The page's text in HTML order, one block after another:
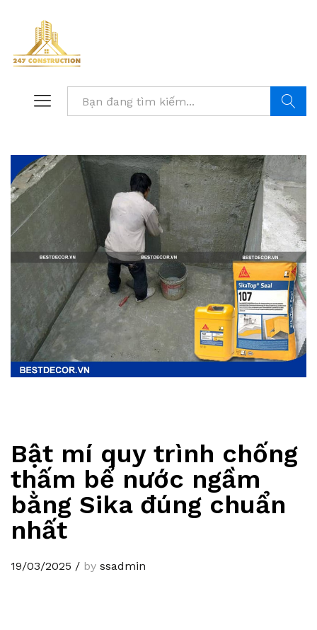
Bật mí quy trình chống
thấm bể nước ngầm
bằng Sika đúng chuẩn
nhất
19/03/2025 / by ssadmin